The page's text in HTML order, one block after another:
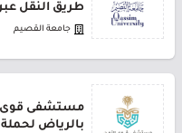
طريق النقل
جامعة القصيم
مستشفى قوى
بالرياض لحملة